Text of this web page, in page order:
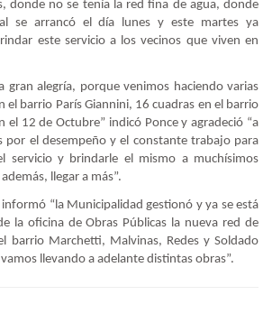
donde no se tenía la red fina de agua, donde
se arrancó el día lunes y este martes ya
este servicio a los vecinos que viven en
gran alegría, porque venimos haciendo varias
el barrio París Giannini, 16 cuadras en el barrio
el 12 de Octubre” indicó Ponce y agradeció “a
por el desempeño y el constante trabajo para
servicio y brindarle el mismo a muchísimos
llegar a más”.
“la Municipalidad gestionó y ya se está
la oficina de Obras Públicas la nueva red de
barrio Marchetti, Malvinas, Redes y Soldado
llevando a adelante distintas obras”.